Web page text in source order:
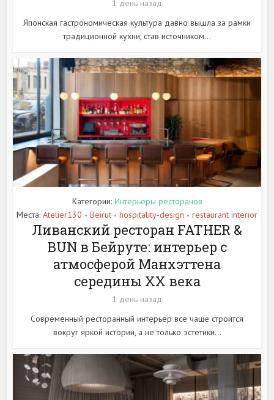
1 день назад
Японская гастрономическая культура давно вышла за рамки
традиционной кухни, став источником...
Категории: Интерьеры ресторанов
Места: Atelier130 • Beirut • hospitality-design • restaurant interior
Ливанский ресторан FATHER &
BUN в Бейруте: интерьер с
атмосферой Манхэттена
середины XX века
1 день назад
Современный ресторанный интерьер все чаще строится
вокруг яркой истории, а не только эстетики...